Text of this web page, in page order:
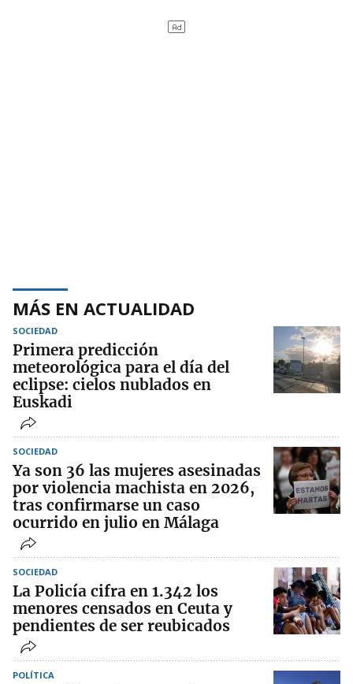
MÁS EN ACTUALIDAD
SOCIEDAD
Primera predicción
meteorológica para el día del
eclipse: cielos nublados en
Euskadi
SOCIEDAD
Ya son 36 las mujeres asesinadas
por violencia machista en 2026,
tras confirmarse un caso
ocurrido en julio en Málaga
SOCIEDAD
La Policía cifra en 1.342 los
menores censados en Ceuta y
pendientes de ser reubicados
POLÍTICA